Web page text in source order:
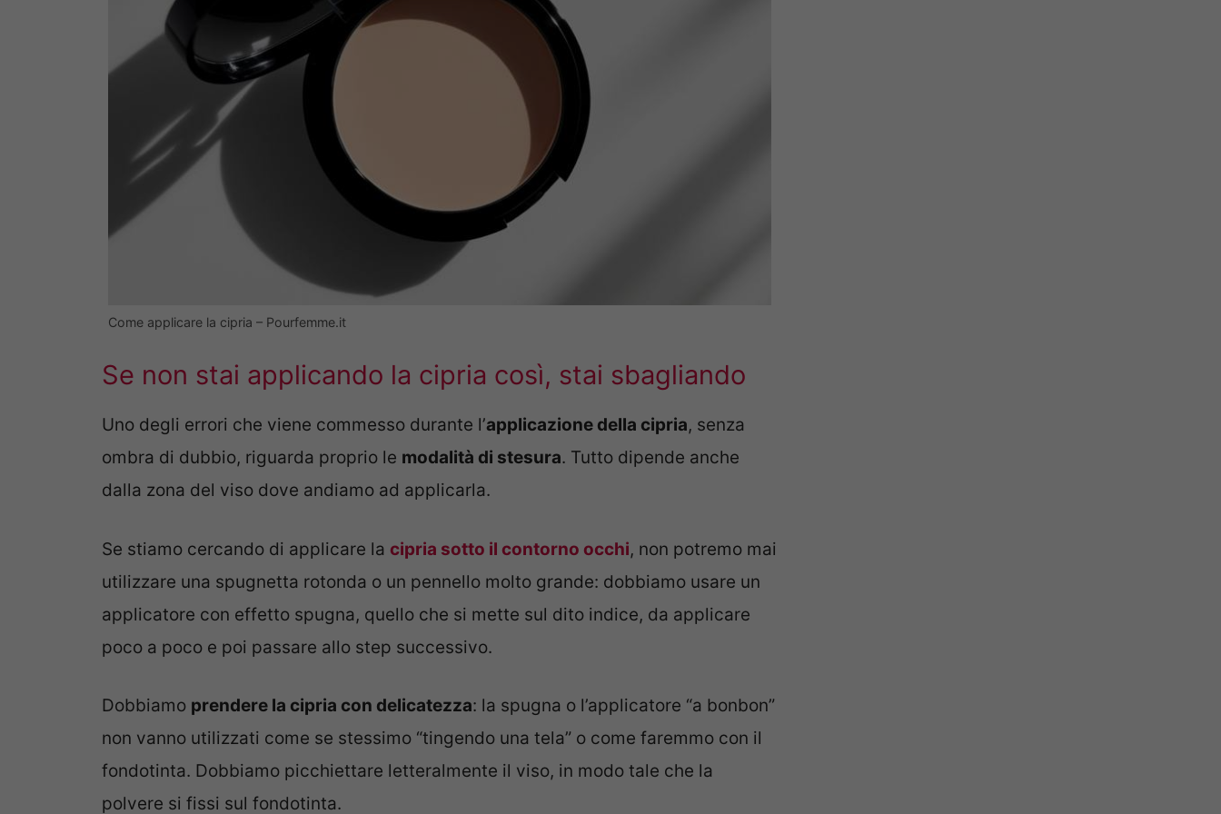
Come applicare la cipria – Pourfemme.it
Se non stai applicando la cipria così, stai sbagliando
Uno degli errori che viene commesso durante l’applicazione della cipria, senza
ombra di dubbio, riguarda proprio le modalità di stesura. Tutto dipende anche
dalla zona del viso dove andiamo ad applicarla.
Se stiamo cercando di applicare la cipria sotto il contorno occhi, non potremo mai
utilizzare una spugnetta rotonda o un pennello molto grande: dobbiamo usare un
applicatore con effetto spugna, quello che si mette sul dito indice, da applicare
poco a poco e poi passare allo step successivo.
Dobbiamo prendere la cipria con delicatezza: la spugna o l’applicatore “a bonbon”
non vanno utilizzati come se stessimo “tingendo una tela” o come faremmo con il
fondotinta. Dobbiamo picchiettare letteralmente il viso, in modo tale che la
polvere si fissi sul fondotinta.